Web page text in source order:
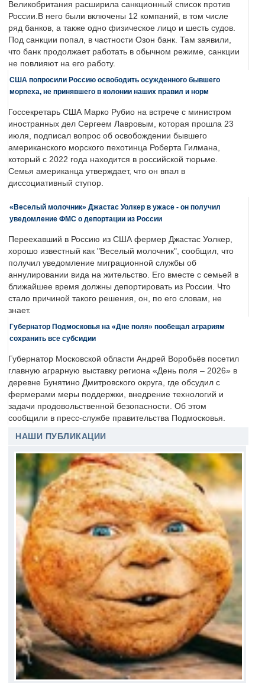
Великобритания расширила санкционный список против
России.В него были включены 12 компаний, в том числе
ряд банков, а также одно физическое лицо и шесть судов.
Под санкции попал, в частности Озон банк. Там заявили,
что банк продолжает работать в обычном режиме, санкции
не повлияют на его работу.
США попросили Россию освободить осужденного бывшего
морпеха, не принявшего в колонии наших правил и норм
Госсекретарь США Марко Рубио на встрече с министром
иностранных дел Сергеем Лавровым, которая прошла 23
июля, подписал вопрос об освобождении бывшего
американского морского пехотинца Роберта Гилмана,
который с 2022 года находится в российской тюрьме.
Семья американца утверждает, что он впал в
диссоциативный ступор.
«Веселый молочник» Джастас Уолкер в ужасе - он получил
уведомление ФМС о депортации из России
Переехавший в Россию из США фермер Джастас Уолкер,
хорошо известный как "Веселый молочник", сообщил, что
получил уведомление миграционной службы об
аннулировании вида на жительство. Его вместе с семьей в
ближайшее время должны депортировать из России. Что
стало причиной такого решения, он, по его словам, не
знает.
Губернатор Подмосковья на «Дне поля» пообещал аграриям
сохранить все субсидии
Губернатор Московской области Андрей Воробьёв посетил
главную аграрную выставку региона «День поля – 2026» в
деревне Бунятино Дмитровского округа, где обсудил с
фермерами меры поддержки, внедрение технологий и
задачи продовольственной безопасности. Об этом
сообщили в пресс-службе правительства Подмосковья.
НАШИ ПУБЛИКАЦИИ